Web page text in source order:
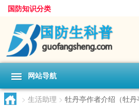
国防知识分类
网站导航
> 生活助理 > 牡丹亭作者介绍（牡丹